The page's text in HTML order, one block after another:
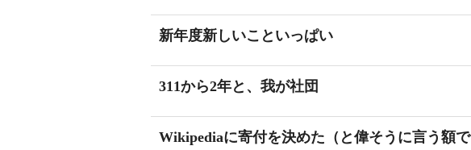
新年度新しいこといっぱい
311から2年と、我が社団
Wikipediaに寄付を決めた（と偉そうに言う額で